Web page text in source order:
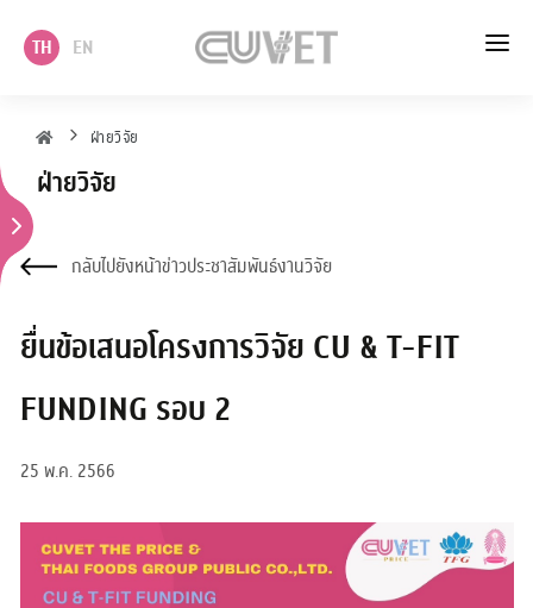
TH EN
วิชาการ
วิจัย
ฝ่ายวิจัย
ฝ่ายวิจัย
กลับไปยังหน้าข่าวประชาสัมพันธ์งานวิจัย
ยื่นข้อเสนอโครงการวิจัย CU & T-FIT
FUNDING รอบ 2
25 พ.ค. 2566